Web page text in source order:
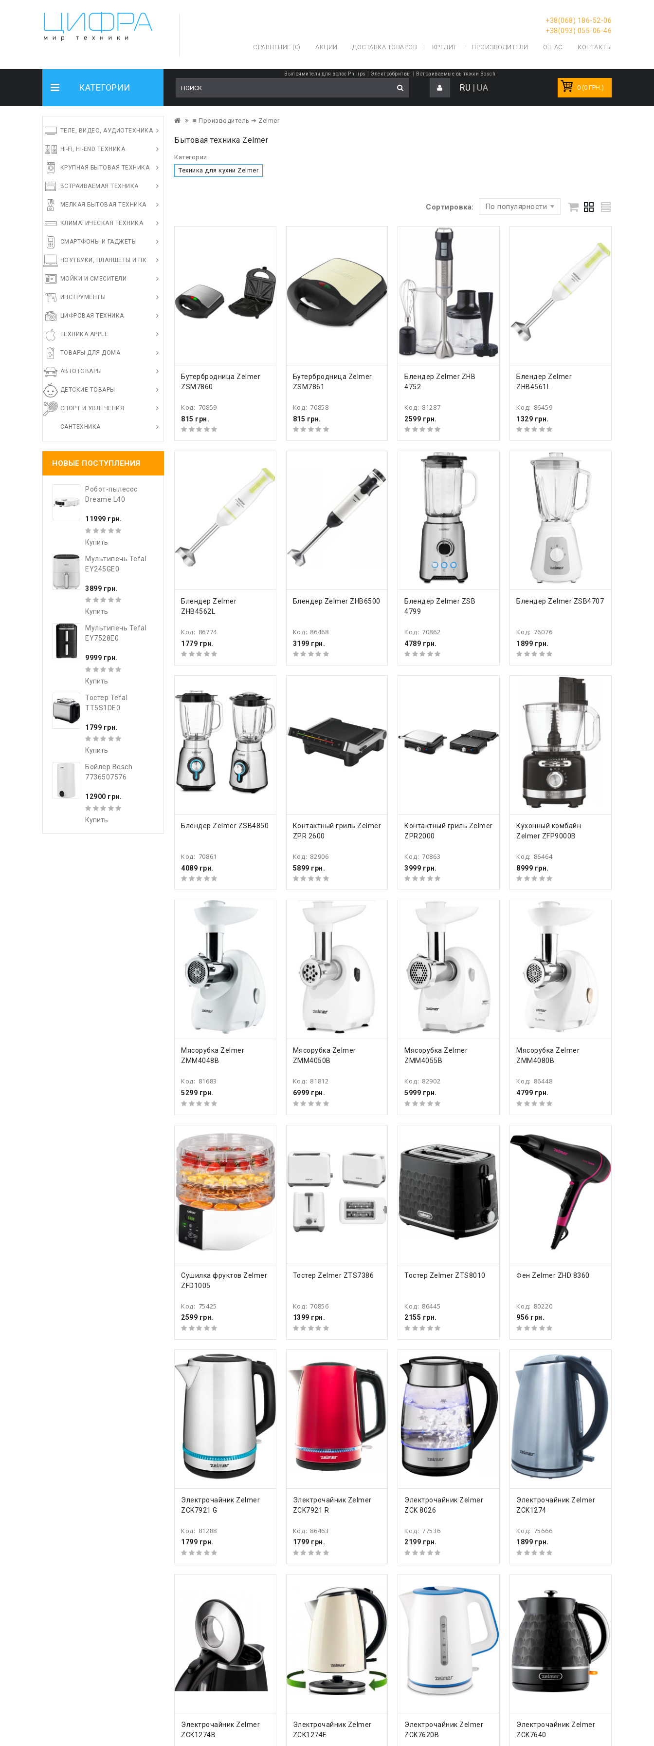
+38(068) 186-52-06
+38(093) 055-06-46
СРАВНЕНИЕ (0) АКЦИИ ДОСТАВКА ТОВАРОВ КРЕДИТ ПРОИЗВОДИТЕЛИ О НАС КОНТАКТЫ
КАТЕГОРИИ
Выпрямители для волос Philips Электробритвы Встраиваемые вытяжки Bosch
RU | UA 0 (0 ГРН.)
ТЕЛЕ, ВИДЕО, АУДИОТЕХНИКА
HI-FI, HI-END ТЕХНИКА
КРУПНАЯ БЫТОВАЯ ТЕХНИКА
ВСТРАИВАЕМАЯ ТЕХНИКА
МЕЛКАЯ БЫТОВАЯ ТЕХНИКА
КЛИМАТИЧЕСКАЯ ТЕХНИКА
СМАРТФОНЫ И ГАДЖЕТЫ
НОУТБУКИ, ПЛАНШЕТЫ И ПК
МОЙКИ И СМЕСИТЕЛИ
ИНСТРУМЕНТЫ
ЦИФРОВАЯ ТЕХНИКА
ТЕХНИКА APPLE
ТОВАРЫ ДЛЯ ДОМА
АВТОТОВАРЫ
ДЕТСКИЕ ТОВАРЫ
СПОРТ И УВЛЕЧЕНИЯ
САНТЕХНИКА
НОВЫЕ ПОСТУПЛЕНИЯ
Робот-пылесос
Dreame L40
11999 грн.
Купить
Мультипечь Tefal
EY245GE0
3899 грн.
Купить
Мультипечь Tefal
EY7528E0
9999 грн.
Купить
Тостер Tefal
TT5S1DE0
1799 грн.
Купить
Бойлер Bosch
7736507576
12900 грн.
Купить
≡ Производитель ➔ Zelmer
Бытовая техника Zelmer
Категории:
Техника для кухни Zelmer
Сортировка: По популярности
КУПИТЬ
Бутербродница Zelmer
ZSM7860
Код: 70859
815 грн.
КУПИТЬ
Бутербродница Zelmer
ZSM7861
Код:70858
815 грн.
КУПИТЬ
Блендер Zelmer ZHB
4752
Код: 81287
2599 грн.
КУПИТЬ
Блендер Zelmer
ZHB4561L
Код: 86459
1329 грн.
КУПИТЬ
Блендер Zelmer
ZHB4562L
Код: 86774
1779 грн.
КУПИТЬ
Блендер Zelmer ZHB6500
Код: 86468
3199 грн.
КУПИТЬ
Блендер Zelmer ZSB
4799
Код: 70862
4789 грн.
КУПИТЬ
Блендер Zelmer ZSB4707
Код: 76076
1899 грн.
КУПИТЬ
Блендер Zelmer ZSB4850
Код: 70861
4089 грн.
КУПИТЬ
Контактный гриль Zelmer
ZPR 2600
Код: 82906
5899 грн.
КУПИТЬ
Контактный гриль Zelmer
ZPR2000
Код: 70863
3999 грн.
КУПИТЬ
Кухонный комбайн
Zelmer ZFP9000B
Код: 86464
8999 грн.
КУПИТЬ
Мясорубка Zelmer
ZMM4048B
Код: 81683
5299 грн.
КУПИТЬ
Мясорубка Zelmer
ZMM4050B
Код: 81812
6999 грн.
КУПИТЬ
Мясорубка Zelmer
ZMM4055B
Код: 82902
5999 грн.
КУПИТЬ
Мясорубка Zelmer
ZMM4080B
Код: 86448
4799 грн.
КУПИТЬ
Сушилка фруктов Zelmer
ZFD1005
Код: 75425
2599 грн.
КУПИТЬ
Тостер Zelmer ZTS7386
Код:70856
1399 грн.
КУПИТЬ
Тостер Zelmer ZTS8010
Код: 86445
2155 грн.
КУПИТЬ
Фен Zelmer ZHD 8360
Код: 80220
956 грн.
КУПИТЬ
Электрочайник Zelmer
ZCK7921 G
Код: 81288
1799 грн.
КУПИТЬ
Электрочайник Zelmer
ZCK7921 R
Код: 86463
1799 грн.
КУПИТЬ
Электрочайник Zelmer
ZCK 8026
Код: 77536
2199 грн.
КУПИТЬ
Электрочайник Zelmer
ZCK1274
Код: 75666
1899 грн.
КУПИТЬ
Электрочайник Zelmer
ZCK1274B
КУПИТЬ
Электрочайник Zelmer
ZCK1274E
КУПИТЬ
Электрочайник Zelmer
ZCK7620B
КУПИТЬ
Электрочайник Zelmer
ZCK7640